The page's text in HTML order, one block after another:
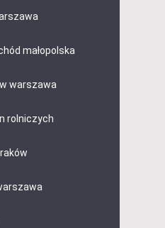
małopolska
warszawa
rolniczych